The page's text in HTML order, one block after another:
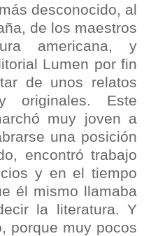
desconocido, al
de los maestros
americana, y
Lumen por fin
de unos relatos
originales. Este
muy joven a
una posición
encontró trabajo
y en el tiempo
él mismo llamaba
la literatura. Y
porque muy pocos